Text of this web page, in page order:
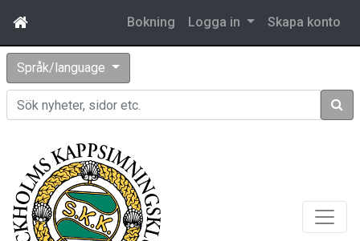
Bokning Logga in Skapa konto
Språk/language
Sök